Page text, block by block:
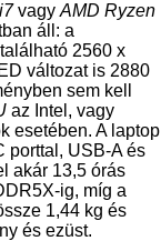
vagy AMD Ryzen
áll: a
2560 x
változat is 2880
sem kell
az Intel, vagy
esetében. A laptop
porttal, USB-A és
akár 13,5 órás
ig, míg a
1,44 kg és
és ezüst.